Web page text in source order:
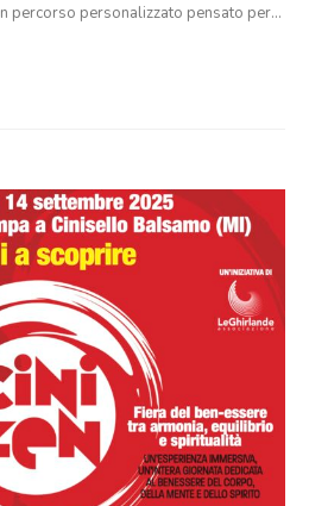
percorso personalizzato pensato per...